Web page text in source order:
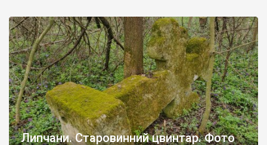
Липчани. Старовинний цвинтар. Фото